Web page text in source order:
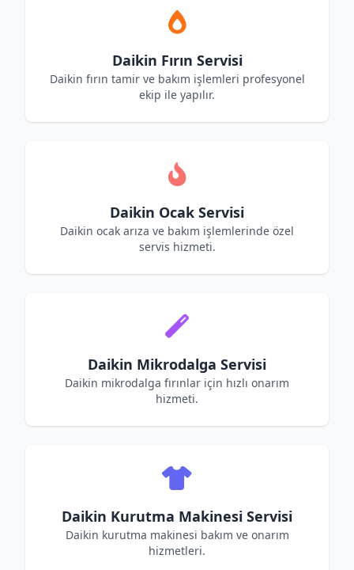
Daikin Fırın Servisi
Daikin fırın tamir ve bakım işlemleri profesyonel
ekip ile yapılır.
Daikin Ocak Servisi
Daikin ocak arıza ve bakım işlemlerinde özel
servis hizmeti.
Daikin Mikrodalga Servisi
Daikin mikrodalga fırınlar için hızlı onarım
hizmeti.
Daikin Kurutma Makinesi Servisi
Daikin kurutma makinesi bakım ve onarım
hizmetleri.